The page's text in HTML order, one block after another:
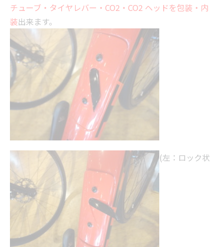
チューブ・タイヤレバー・ CO2・ CO2 ヘッドを包装・内
装出来ます。
(左：ロック状